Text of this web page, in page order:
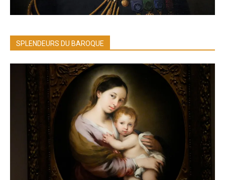
SPLENDEURS DU BAROQUE